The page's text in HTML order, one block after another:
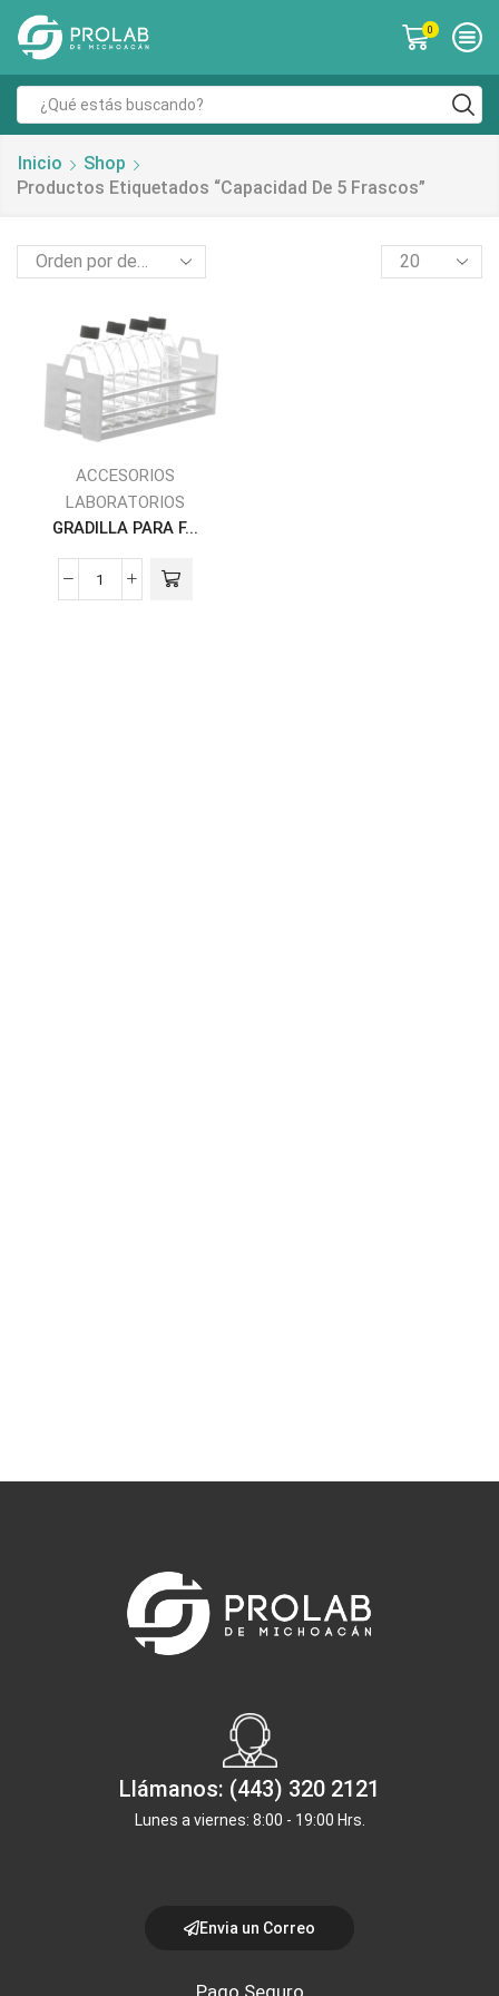
0
Inicio
Shop
Productos Etiquetados “capacidad De 5 Frascos”
ACCESORIOS
LABORATORIOS
GRADILLA PARA F...
Llámanos: (443) 320 2121
Lunes a viernes: 8:00 - 19:00 Hrs.
Envia un Correo
Pago Seguro